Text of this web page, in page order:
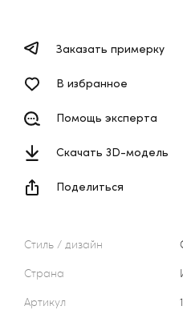
Стиль / дизайн
Страна
Артикул
Заказать примерку
В избранное
Помощь эксперта
Скачать 3D-модель
Поделиться